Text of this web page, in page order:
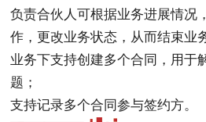
负责合伙人可根据业务进展情况
作，更改业务状态，从而结束业
业务下支持创建多个合同，用于
题；
支持记录多个合同参与签约方。